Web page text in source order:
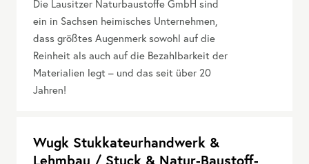
Die Lausitzer Naturbaustoffe GmbH sind
ein in Sachsen heimisches Unternehmen,
dass größtes Augenmerk sowohl auf die
Reinheit als auch auf die Bezahlbarkeit der
Materialien legt – und das seit über 20
Jahren!
Wugk Stukkateurhandwerk &
Lehmbau / Stuck & Natur-Baustoff-